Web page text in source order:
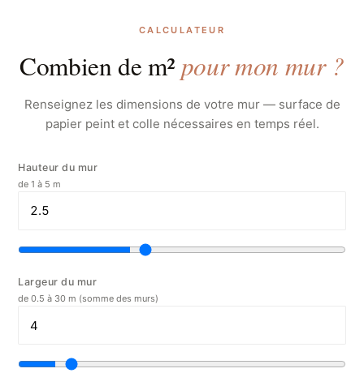
CALCULATEUR
Combien de m²pour mon mur ?
Renseignez les dimensions de votre mur — surface de
papier peint et colle nécessaires en temps réel.
Hauteur du mur
de 1 à 5 m
Largeur du mur
de 0.5 à 30 m (somme des murs)